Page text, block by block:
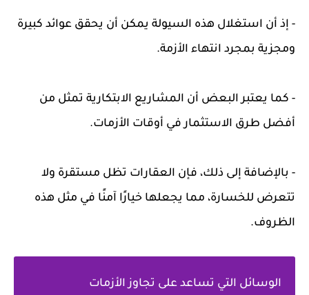
- إذ أن استغلال هذه السيولة يمكن أن يحقق عوائد كبيرة
ومجزية بمجرد انتهاء الأزمة.
- كما يعتبر البعض أن المشاريع الابتكارية تمثل من
أفضل طرق الاستثمار في أوقات الأزمات.
- بالإضافة إلى ذلك، فإن العقارات تظل مستقرة ولا
تتعرض للخسارة، مما يجعلها خيارًا آمنًا في مثل هذه
الظروف.
الوسائل التي تساعد على تجاوز الأزمات